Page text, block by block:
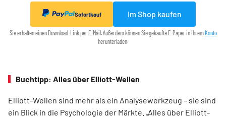
Sofortkauf Im Shop kaufen
Sie erhalten einen Download-Link per E-Mail. Außerdem können Sie gekaufte E-Paper in Ihrem Konto
herunterladen.
Buchtipp: Alles über Elliott-Wellen
Elliott-Wellen sind mehr als ein Analysewerkzeug – sie sind
ein Blick in die Psychologie der Märkte. „Alles über Elliott-